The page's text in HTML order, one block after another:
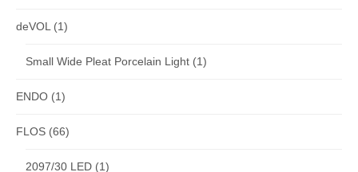
deVOL (1)
Small Wide Pleat Porcelain Light (1)
ENDO (1)
FLOS (66)
2097/30 LED (1)